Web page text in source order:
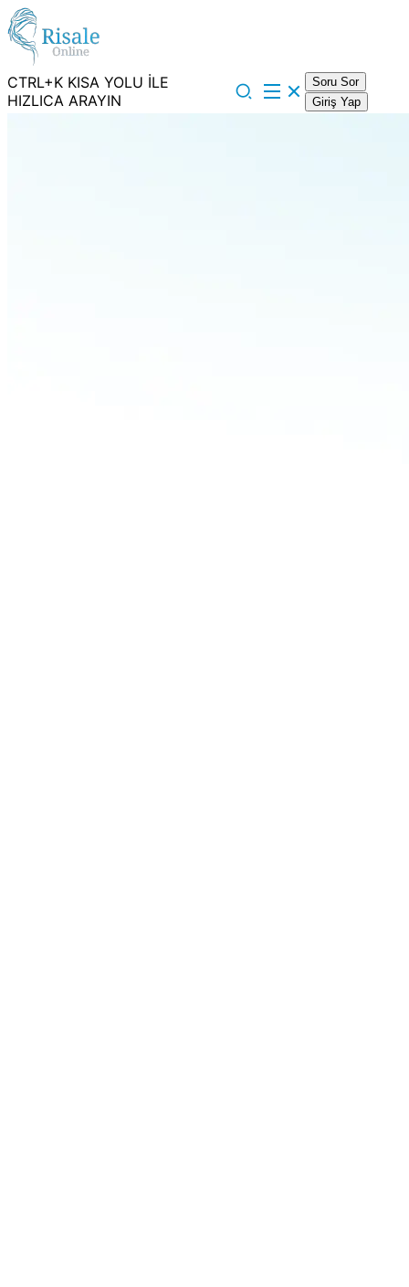
CTRL+K KISA YOLU İLE
HIZLICA ARAYIN
Soru Sor
Giriş Yap